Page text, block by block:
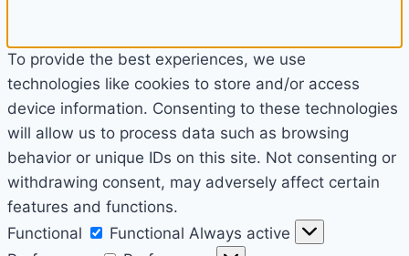
To provide the best experiences, we use
technologies like cookies to store and/or access
device information. Consenting to these technologies
will allow us to process data such as browsing
behavior or unique IDs on this site. Not consenting or
withdrawing consent, may adversely affect certain
features and functions.
Functional
Functional Always active